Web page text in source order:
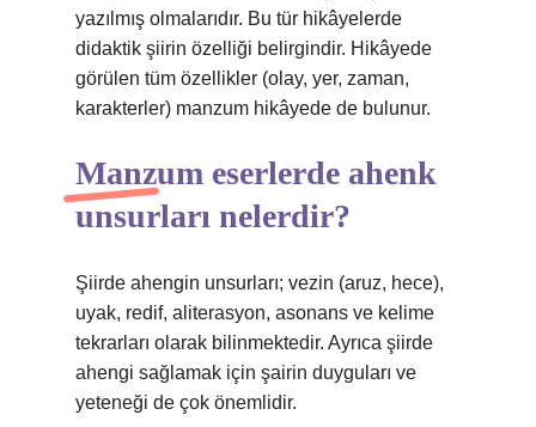
yazılmış olmalarıdır. Bu tür hikâyelerde
didaktik şiirin özelliği belirgindir. Hikâyede
görülen tüm özellikler (olay, yer, zaman,
karakterler) manzum hikâyede de bulunur.
Manzum eserlerde ahenk
unsurları nelerdir?
Şiirde ahengin unsurları; vezin (aruz, hece),
uyak, redif, aliterasyon, asonans ve kelime
tekrarları olarak bilinmektedir. Ayrıca şiirde
ahengi sağlamak için şairin duyguları ve
yeteneği de çok önemlidir.